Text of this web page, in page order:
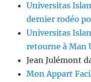
Universitas
dernier rodéo
Universitas
retourne à Man
Jean Julémont
Mon Appart